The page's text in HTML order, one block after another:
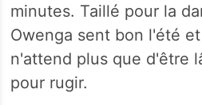
minutes. Taillé pour la
Owenga sent bon l'été
n'attend plus que d'être
pour rugir.